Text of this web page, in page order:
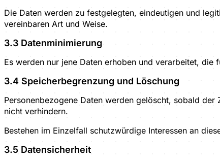
Die Daten werden zu festgelegten, eindeutigen und
vereinbaren Art und Weise.
3.3 Datenminimierung
Es werden nur jene Daten erhoben und verarbeitet,
3.4 Speicherbegrenzung und Löschung
Personenbezogene Daten werden gelöscht, sobald
nicht verhindern.
Bestehen im Einzelfall schutzwürdige Interessen an
3.5 Datensicherheit